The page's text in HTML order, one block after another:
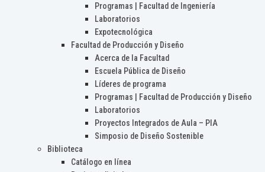
Programas | Facultad de Ingeniería
Laboratorios
Expotecnológica
Facultad de Producción y Diseño
Acerca de la Facultad
Escuela Pública de Diseño
Líderes de programa
Programas | Facultad de Producción y Diseño
Laboratorios
Proyectos Integrados de Aula – PIA
Simposio de Diseño Sostenible
Biblioteca
Catálogo en línea